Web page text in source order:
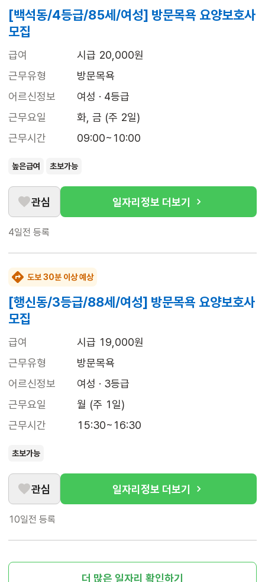
[백석동/4등급/85세/여성] 방문목욕 요양보호사
모집
급여
시급 20,000원
근무유형
방문목욕
어르신정보
여성 · 4등급
근무요일
화, 금 (주 2일)
근무시간
09:00~10:00
높은급여 초보가능
관심 일자리정보 더보기
4일전 등록
도보 30분 이상 예상
[행신동/3등급/88세/여성] 방문목욕 요양보호사
모집
급여
시급 19,000원
근무유형
방문목욕
어르신정보
여성 · 3등급
근무요일
월 (주 1일)
근무시간
15:30~16:30
초보가능
관심 일자리정보 더보기
10일전 등록
더 많은 일자리 확인하기